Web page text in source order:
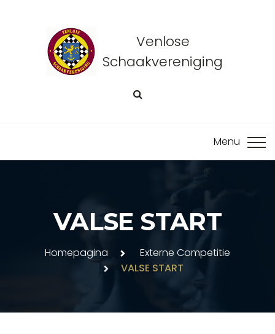
Venlose
Schaakvereniging
VALSE START
Homepagina
Externe Competitie
VALSE START